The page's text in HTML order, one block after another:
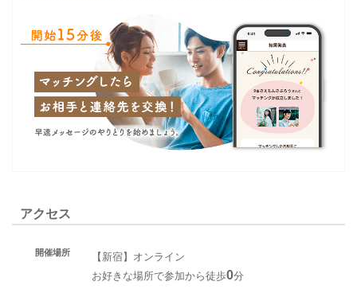
アクセス
開催場所
【新宿】オンライン
お好きな場所で参加から徒歩0分